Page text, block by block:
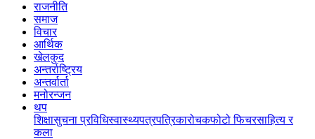
राजनीति
समाज
विचार
आर्थिक
खेलकुद
अन्तर्राष्ट्रिय
अन्तर्वार्ता
मनोरन्जन
थप
शिक्षासुचना प्रविधिस्वास्थ्यपत्रपत्रिकारोचकफोटो फिचरसाहित्य र
कला